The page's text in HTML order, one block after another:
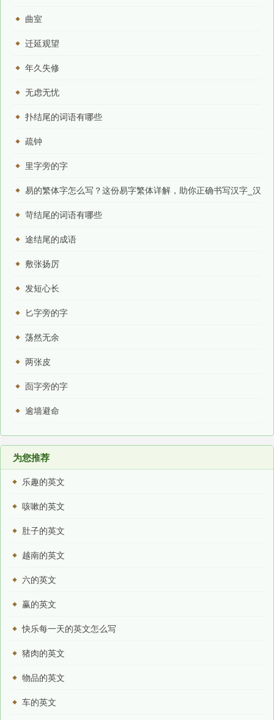
曲室
迁延观望
年久失修
无虑无忧
扑结尾的词语有哪些
疏钟
里字旁的字
易的繁体字怎么写？这份易字繁体详解，助你正确书写汉字_汉
字繁体学习
苛结尾的词语有哪些
途结尾的成语
敷张扬厉
发短心长
匕字旁的字
荡然无余
两张皮
靣字旁的字
逾墙避命
为您推荐
乐趣的英文
咳嗽的英文
肚子的英文
越南的英文
六的英文
赢的英文
快乐每一天的英文怎么写
猪肉的英文
物品的英文
车的英文